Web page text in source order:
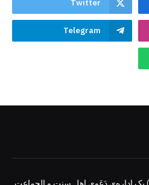
Twitter
Telegram